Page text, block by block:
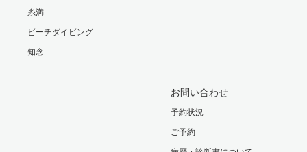
糸満
ビーチダイビング
知念
お問い合わせ
予約状況
ご予約